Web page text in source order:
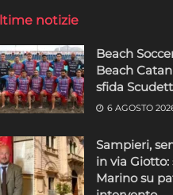
notizie
Beach
Beach
sfida
6 AGOSTO
Sampieri,
in via
Marino su